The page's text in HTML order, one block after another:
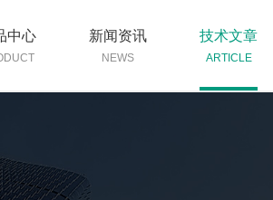
中心 新闻资讯
NEWS
技术文章
ARTICLE